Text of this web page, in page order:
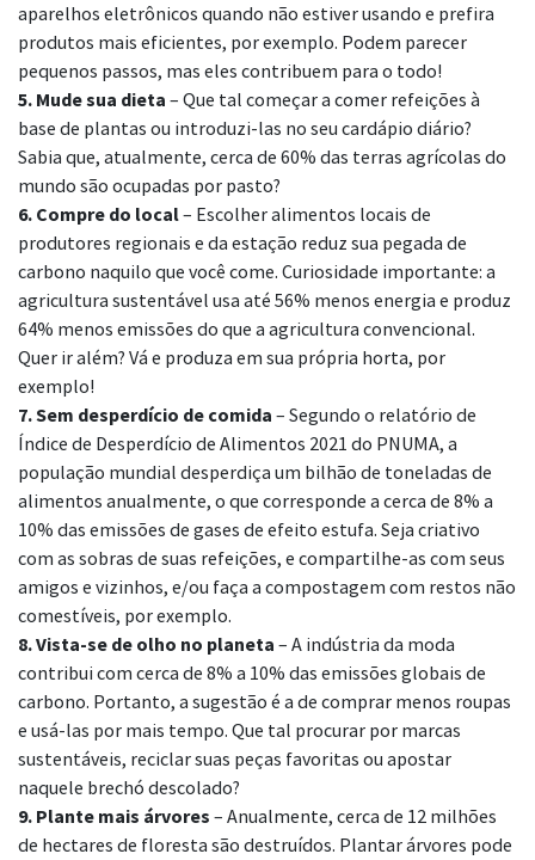
aparelhos eletrônicos quando não estiver usando e prefira
produtos mais eficientes, por exemplo. Podem parecer
pequenos passos, mas eles contribuem para o todo!
5. Mude sua dieta – Que tal começar a comer refeições à
base de plantas ou introduzi-las no seu cardápio diário?
Sabia que, atualmente, cerca de 60% das terras agrícolas do
mundo são ocupadas por pasto?
6. Compre do local– Escolher alimentos locais de
produtores regionais e da estação reduz sua pegada de
carbono naquilo que você come. Curiosidade importante: a
agricultura sustentável usa até 56% menos energia e produz
64% menos emissões do que a agricultura convencional.
Quer ir além? Vá e produza em sua própria horta, por
exemplo!
7. Sem desperdício de comida – Segundo o relatório de
Índice de Desperdício de Alimentos 2021 do PNUMA, a
população mundial desperdiça um bilhão de toneladas de
alimentos anualmente, o que corresponde a cerca de 8% a
10% das emissões de gases de efeito estufa. Seja criativo
com as sobras de suas refeições, e compartilhe-as com seus
amigos e vizinhos, e/ou faça a compostagem com restos não
comestíveis, por exemplo.
8. Vista-se de olho no planeta – A indústria da moda
contribui com cerca de 8% a 10% das emissões globais de
carbono. Portanto, a sugestão é a de comprar menos roupas
e usá-las por mais tempo. Que tal procurar por marcas
sustentáveis, reciclar suas peças favoritas ou apostar
naquele brechó descolado?
9. Plante mais árvores – Anualmente, cerca de 12 milhões
de hectares de floresta são destruídos. Plantar árvores pode